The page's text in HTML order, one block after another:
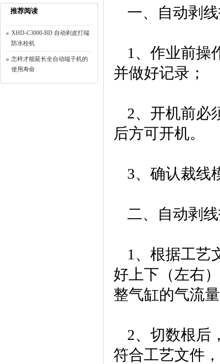
推荐阅读
XHD-C3000-BD 自动剥皮打端
防水栓机
怎样才能延长全自动端子机的
使用寿命
一、自动剥
1、作业前操
并做好记录；
2、开机前必
后方可开机。
3、确认裁线
二、自动剥
1、根据工艺
好上下（左右
整气缸的气流
2、切数根后
符合工艺文件